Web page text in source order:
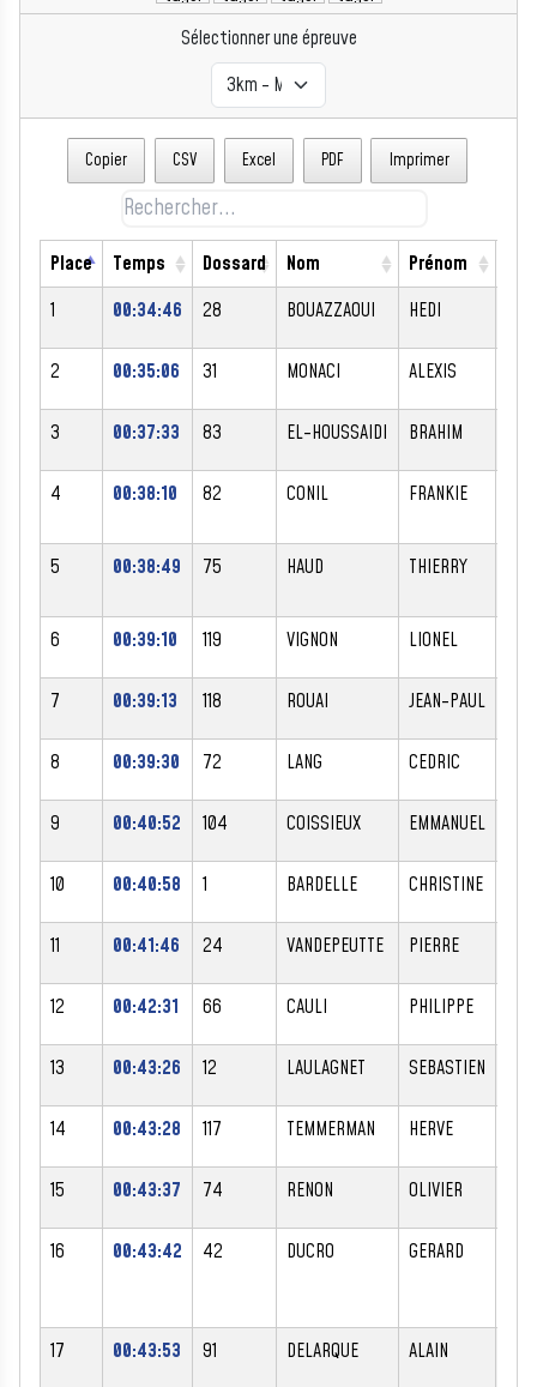
Sélectionner une épreuve
Copier CSV Excel PDF Imprimer
Place Temps Dossard Nom Prénom
1
00:34:46 28 BOUAZZAOUI HEDI
2 00:35:06 31 MONACI ALEXIS
3 00:37:33 83 EL-HOUSSAIDI BRAHIM
4 00:38:10 82 CONIL FRANKIE
5 00:38:49 75 HAUD THIERRY
6 00:39:10 119 VIGNON LIONEL
7 00:39:13 118 ROUAI JEAN-PAUL
8 00:39:30 72 LANG CEDRIC
9 00:40:52 104 COISSIEUX EMMANUEL
10 00:40:58 1 BARDELLE CHRISTINE
11 00:41:46 24 VANDEPEUTTE PIERRE
12 00:42:31 66 CAULI PHILIPPE
13 00:43:26 12 LAULAGNET SEBASTIEN
14 00:43:28 117 TEMMERMAN HERVE
15 00:43:37 74 RENON OLIVIER
16 00:43:42 42 DUCRO GERARD
17 00:43:53 91 DELARQUE ALAIN